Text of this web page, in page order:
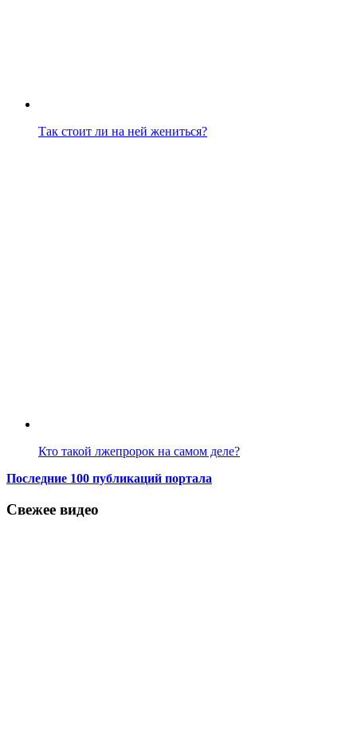
Так стоит ли на ней жениться?
Кто такой лжепророк на самом деле?
Последние 100 публикаций портала
Свежее видео